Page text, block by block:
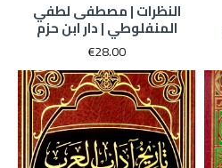
النظرات | مصطفى لطفي
المنفلوطي | دار ابن حزم
€28.00